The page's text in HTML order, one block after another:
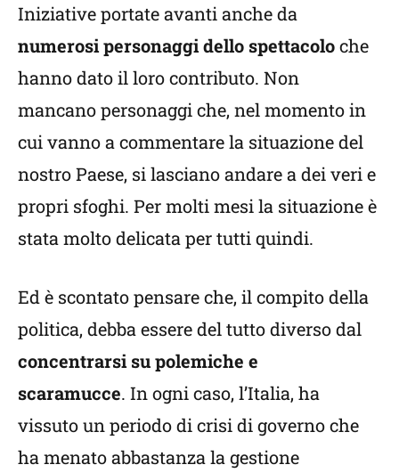
Iniziative portate avanti anche da
numerosi personaggi dello spettacoloche
hanno dato il loro contributo. Non
mancano personaggi che, nel momento in
cui vanno a commentare la situazione del
nostro Paese, si lasciano andare a dei veri e
propri sfoghi. Per molti mesi la situazione è
stata molto delicata per tutti quindi.
Ed è scontato pensare che, il compito della
politica, debba essere del tutto diverso dal
concentrarsi su polemiche e
scaramucce. In ogni caso, l’Italia, ha
vissuto un periodo di crisi di governo che
ha menato abbastanza la gestione